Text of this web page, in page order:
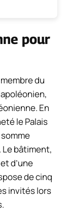
pour
du
En
le Palais
Le bâtiment,
d’une
de cinq
invités lors